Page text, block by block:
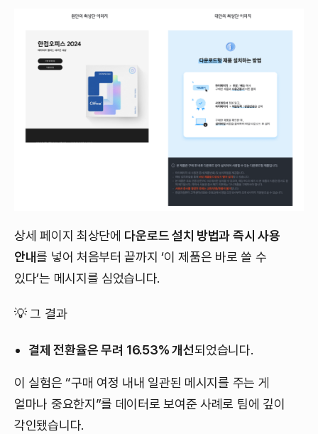
상세 페이지 최상단에 다운로드 설치 방법과 즉시 사용
안내를 넣어 처음부터 끝까지 ‘이 제품은 바로 쓸 수
있다’는 메시지를 심었습니다.
💡 그 결과
결제 전환율은 무려 16.53% 개선되었습니다.
이 실험은 “구매 여정 내내 일관된 메시지를 주는 게
얼마나 중요한지”를 데이터로 보여준 사례로 팀에 깊이
각인됐습니다.